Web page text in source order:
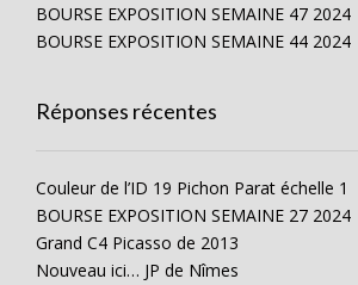
BOURSE EXPOSITION SEMAINE 47 2024
BOURSE EXPOSITION SEMAINE 44 2024
Réponses récentes
Couleur de l’ID 19 Pichon Parat échelle 1
BOURSE EXPOSITION SEMAINE 27 2024
Grand C4 Picasso de 2013
Nouveau ici… JP de Nîmes